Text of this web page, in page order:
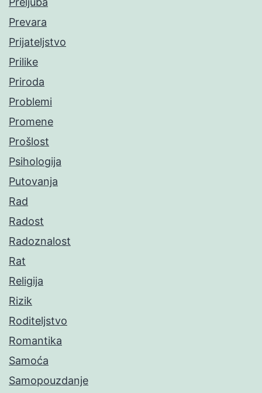
Prevara
Prijateljstvo
Prilike
Priroda
Problemi
Promene
Prošlost
Psihologija
Putovanja
Rad
Radost
Radoznalost
Rat
Religija
Rizik
Roditeljstvo
Romantika
Samoća
Samopouzdanje